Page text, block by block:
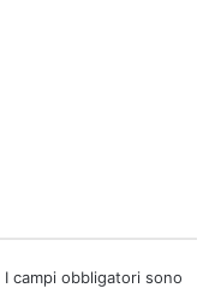
I campi obbligatori sono